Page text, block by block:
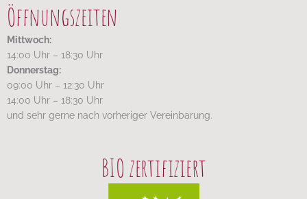
Öffnungszeiten
Mittwoch:
14:00 Uhr – 18:30 Uhr
Donnerstag:
09:00 Uhr – 12:30 Uhr
14:00 Uhr – 18:30 Uhr
und sehr gerne nach vorheriger Vereinbarung.
BIO zertifiziert